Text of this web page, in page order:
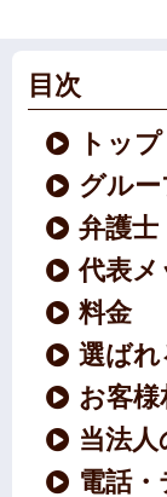
目次
トップ
グル
弁護士
代表
料金
選ばれ
お客様
当法
電話